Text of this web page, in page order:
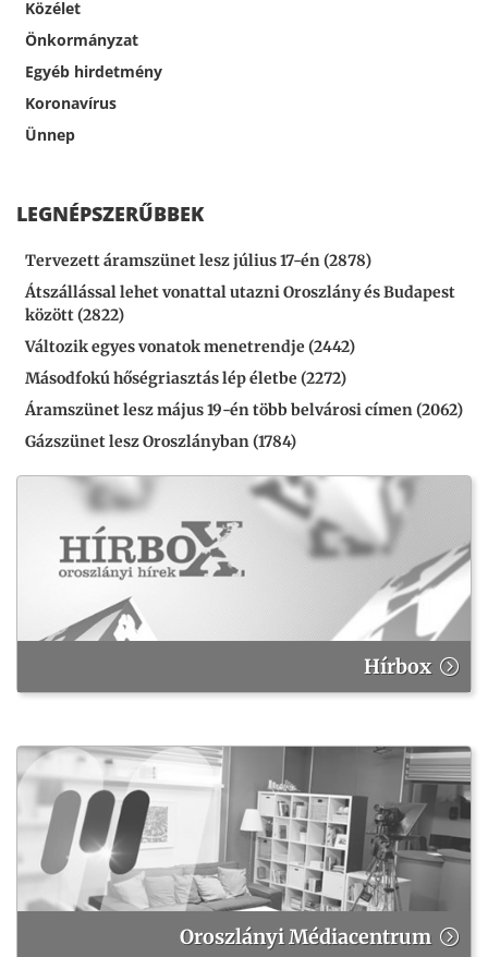
Közélet
Önkormányzat
Egyéb hirdetmény
Koronavírus
Ünnep
LEGNÉPSZERŰBBEK
Tervezett áramszünet lesz július 17-én (2878)
Átszállással lehet vonattal utazni Oroszlány és Budapest
között (2822)
Változik egyes vonatok menetrendje (2442)
Másodfokú hőségriasztás lép életbe (2272)
Áramszünet lesz május 19-én több belvárosi címen (2062)
Gázszünet lesz Oroszlányban (1784)
Hírbox
Oroszlányi Médiacentrum